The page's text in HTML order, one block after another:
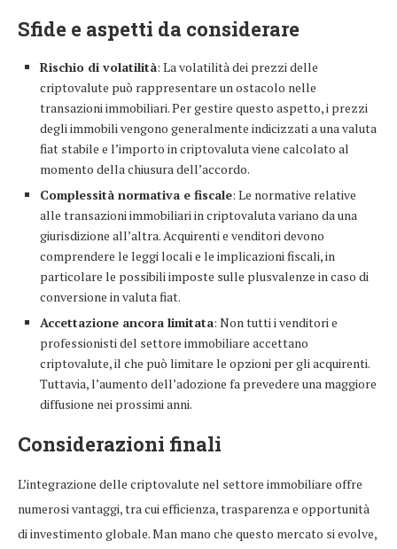
Sfide e aspetti da considerare
Rischio di volatilità: La volatilità dei prezzi delle
criptovalute può rappresentare un ostacolo nelle
transazioni immobiliari. Per gestire questo aspetto, i prezzi
degli immobili vengono generalmente indicizzati a una valuta
fiat stabile e l’importo in criptovaluta viene calcolato al
momento della chiusura dell’accordo.
Complessità normativa e fiscale: Le normative relative
alle transazioni immobiliari in criptovaluta variano da una
giurisdizione all’altra. Acquirenti e venditori devono
comprendere le leggi locali e le implicazioni fiscali, in
particolare le possibili imposte sulle plusvalenze in caso di
conversione in valuta fiat.
Accettazione ancora limitata: Non tutti i venditori e
professionisti del settore immobiliare accettano
criptovalute, il che può limitare le opzioni per gli acquirenti.
Tuttavia, l’aumento dell’adozione fa prevedere una maggiore
diffusione nei prossimi anni.
Considerazioni finali
L’integrazione delle criptovalute nel settore immobiliare offre
numerosi vantaggi, tra cui efficienza, trasparenza e opportunità
di investimento globale. Man mano che questo mercato si evolve,